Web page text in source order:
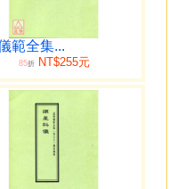
士便重刻續入，並加入
不作分類，各種科書年
一致。基本上為全真
科書如《清微儀
要的文獻價值。今此
四、十五冊《儀範
範全集...
85折NT$255元